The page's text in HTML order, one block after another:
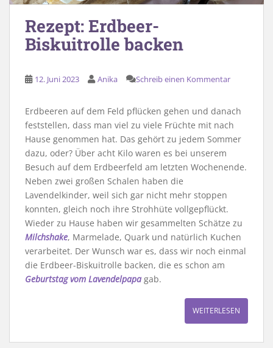
Rezept: Erdbeer-
Biskuitrolle backen
12. Juni 2023 Anika Schreib einen Kommentar
Erdbeeren auf dem Feld pflücken gehen und danach
feststellen, dass man viel zu viele Früchte mit nach
Hause genommen hat. Das gehört zu jedem Sommer
dazu, oder? Über acht Kilo waren es bei unserem
Besuch auf dem Erdbeerfeld am letzten Wochenende.
Neben zwei großen Schalen haben die
Lavendelkinder, weil sich gar nicht mehr stoppen
konnten, gleich noch ihre Strohhüte vollgepflückt.
Wieder zu Hause haben wir gesammelten Schätze zu
Milchshake, Marmelade, Quark und natürlich Kuchen
verarbeitet. Der Wunsch war es, dass wir noch einmal
die Erdbeer-Biskuitrolle backen, die es schon am
Geburtstag vom Lavendelpapa gab.
WEITERLESEN